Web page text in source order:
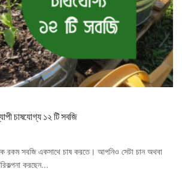
চাষযোগ্য ১২ টি সবজি
রকম সবজি একসাথে চাষ করতে। আপনিও সেটা চান অথবা
করছেন...